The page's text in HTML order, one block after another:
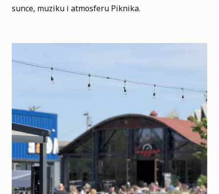
sunce, muziku i atmosferu Piknika.